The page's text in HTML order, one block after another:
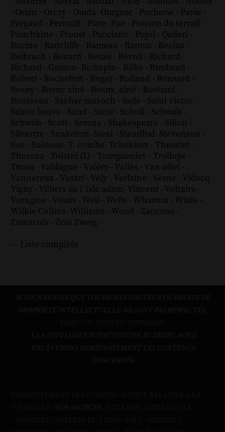
- Orain - Orczy - Ouida- Ourgant - Pacherie - Pavie -
Pergaud - Perrault - Pitre- Poe - Ponson du terrail -
Pouchkine - Proust - Pucciano - Pujol - Qaderi -
Racine - Radcliffe - Rameau - Ramuz - Reclus -
Reibrach - Renard - Reuzé - Révoil - Richard -
Richard - Gaston- Richepin - Rilke - Rimbaud -
Robert - Rochefort - Roger - Rolland - Ronsard -
Rosny - Rosny aîné - Rosny_aîné - Rostand -
Rousseau - Sacher masoch - Sade - Saint victor -
Sainte beuve - Sand - Sazie - Scholl - Schwab -
Schwob - Scott - Serena - Shakespeare - Silion -
Silvestre - Snakebzh- Steel - Stendhal- Stevenson -
Sue - Suétone- T. combe- Tchekhov - Theuriet -
Thoreau - Tolstoï (L) - Tourgueniev - Trollope -
Twain - Valdagne - Valéry - Vallès - Van offel -
Vannereux - Vasari - Vély - Verlaine - Verne - Vidocq -
Vigny - Villiers de l´isle adam- Vincent - Voltaire-
Voragine - Vouin - Weil - Wells - Wharton - Wilde -
Wilkie Collins- Williams - Wood - Zaccone -
Zamacoïs - Zola Zweig -
--- Liste complète